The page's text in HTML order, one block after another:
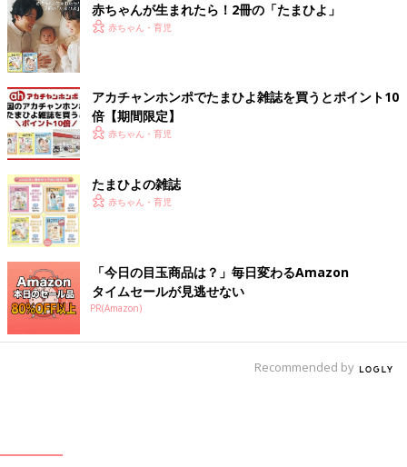
赤ちゃんが生まれたら！2冊の「たまひよ」
赤ちゃん・育児
アカチャンホンポでたまひよ雑誌を買うとポイント10
倍【期間限定】
赤ちゃん・育児
たまひよの雑誌
赤ちゃん・育児
「今日の目玉商品は？」毎日変わるAmazon
タイムセールが見逃せない
PR(Amazon)
Recommended by